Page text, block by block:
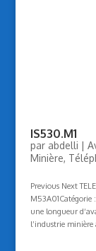
IS530.M1
par abdelli |
Minière,
Previous Next
M53A01Catégorie
une longueur
l’industrie minière